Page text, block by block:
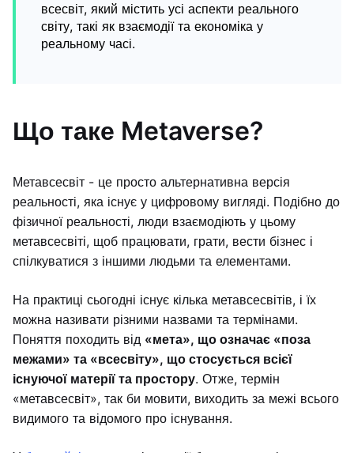
всесвіт, який містить усі аспекти реального
світу, такі як взаємодії та економіка у
реальному часі.
Що таке Metaverse?
Метавсесвіт - це просто альтернативна версія
реальності, яка існує у цифровому вигляді. Подібно до
фізичної реальності, люди взаємодіють у цьому
метавсесвіті, щоб працювати, грати, вести бізнес і
спілкуватися з іншими людьми та елементами.
На практиці сьогодні існує кілька метавсесвітів, і їх
можна називати різними назвами та термінами.
Поняття походить від «мета», що означає «поза
межами» та «всесвіту», що стосується всієї
існуючої матерії та простору. Отже, термін
«метавсесвіт», так би мовити, виходить за межі всього
видимого та відомого про існування.